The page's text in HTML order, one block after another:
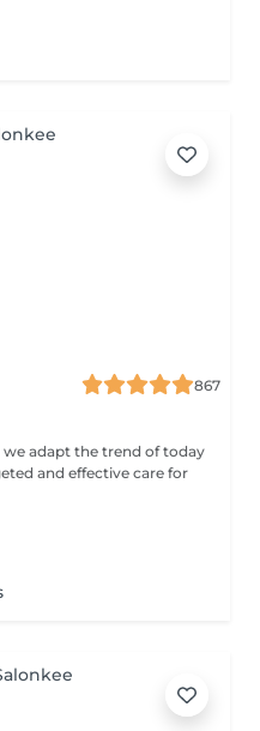
867
adapt the trend of today
and effective care for